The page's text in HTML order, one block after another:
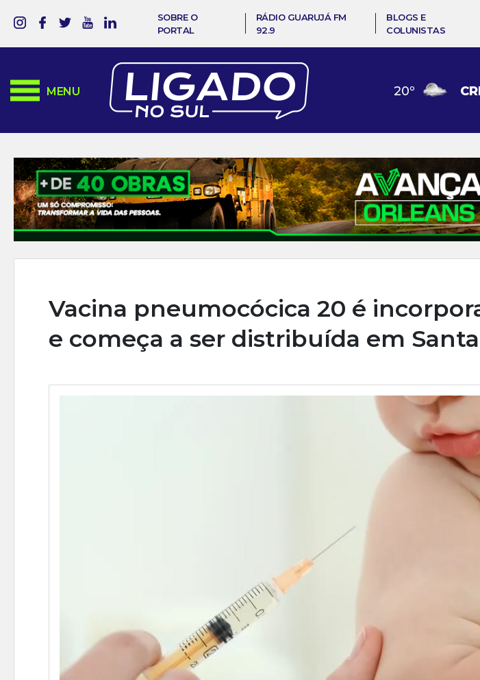
SOBRE O
PORTAL
RÁDIO GUARUJÁ FM
92.9
BLOGS E
COLUNISTAS
MENU 20 COCAL
Vacina pneumocócica 20 é
e começa a ser distribuída em